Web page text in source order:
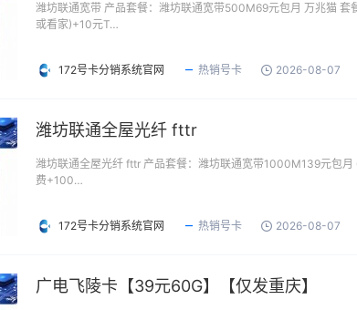
潍坊联通宽带 产品套餐：潍坊联通宽带500M69元包月 万兆猫
或看家)+10元T…
172号卡分销系统官网 热销号卡 2026-08-07
潍坊联通全屋光纤 fttr
潍坊联通全屋光纤 fttr 产品套餐：潍坊联通宽带1000M139元包
费+100…
172号卡分销系统官网 热销号卡 2026-08-07
广电飞陵卡【39元60G】【仅发重庆】